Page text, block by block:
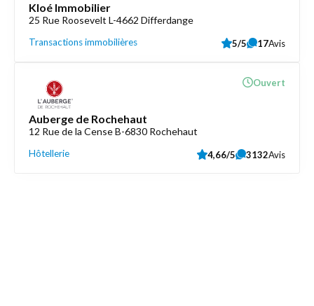
Kloé Immobilier
25 Rue Roosevelt L-4662 Differdange
Transactions immobilières 5/5 17Avis
Auberge de Rochehaut
12 Rue de la Cense B-6830 Rochehaut
Hôtellerie
Ouvert
4,66/5 3132Avis